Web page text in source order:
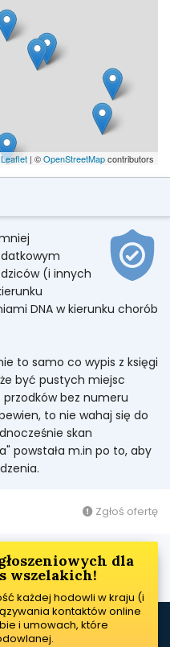
Leaflet | ©OpenStreetMapcontributors
(i innych
DNA w kierunku chorób
to samo co wypis z księgi
być pustych miejsc
bez numeru
to nie wahaj się do
skan
powstała m.in po to, aby
Zgłoś ofertę
dla
wszelakich!
każdej hodowli w kraju (i
kontaktów online
i umowach, które